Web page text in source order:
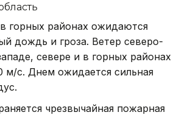
горных районах ожидаются
дождь и гроза. Ветер северо-
севере и в горных районах
м/с. Днем ожидается сильная
чрезвычайная пожарная